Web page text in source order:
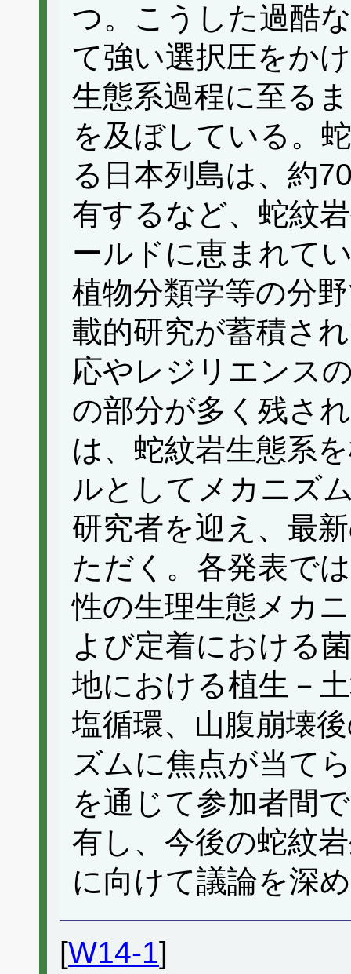
つ。こうした過酷
て強い選択圧をか
生態系過程に至る
を及ぼしている。
る日本列島は、約
有するなど、蛇紋
ールドに恵まれて
植物分類学等の分
載的研究が蓄積さ
応やレジリエンス
の部分が多く残さ
は、蛇紋岩生態系
ルとしてメカニズ
研究者を迎え、最
ただく。各発表で
性の生理生態メカ
よび定着における
地における植生－
塩循環、山腹崩壊
ズムに焦点が当て
を通じて参加者間
有し、今後の蛇紋
に向けて議論を深
[W14-1]